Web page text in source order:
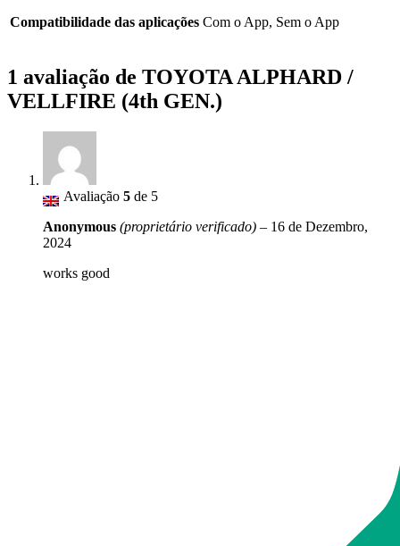
Compatibilidade das aplicações Com o App, Sem o App
1 avaliação de TOYOTA ALPHARD /
VELLFIRE (4th GEN.)
Avaliação 5 de 5
Anonymous (proprietário verificado) – 16 de Dezembro,
2024
works good